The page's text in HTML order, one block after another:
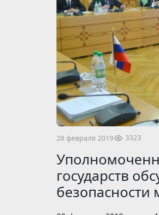
28 февраля 2019 3323
государств
безопасности